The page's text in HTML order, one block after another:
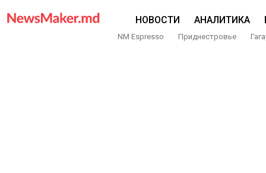
НОВОСТИ АНАЛИТИКА
NM Espresso Приднестровье